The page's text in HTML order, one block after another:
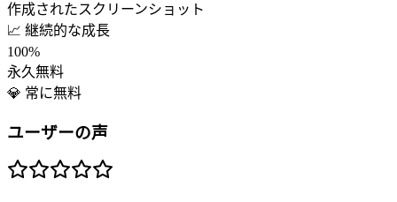
作成されたスクリーンショット
📈 継続的な成長
100%
永久無料
💎 常に無料
ユーザーの声